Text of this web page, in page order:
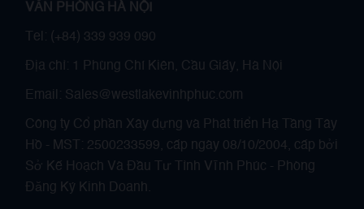
VĂN PHÒNG HÀ NỘI
Tel: (+84) 339 939 090
Địa chỉ: 1 Phùng Chí Kiên, Cầu Giấy, Hà Nội
Email: Sales@westlakevinhphuc.com
Công ty Cổ phần Xây dựng và Phát triển Hạ Tầng Tây
Hồ - MST: 2500233599, cấp ngày 08/10/2004, cấp bởi
Sở Kế Hoạch Và Đầu Tư Tỉnh Vĩnh Phúc - Phòng
Đăng Ký Kinh Doanh.